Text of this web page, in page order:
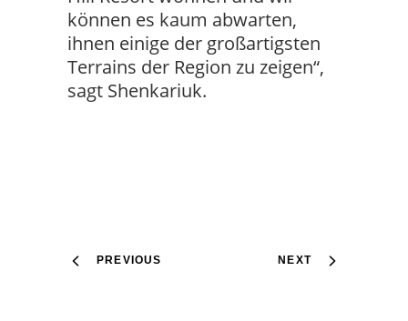
können es kaum abwarten,
ihnen einige der großartigsten
Terrains der Region zu zeigen“,
sagt Shenkariuk.
PREVIOUS NEXT